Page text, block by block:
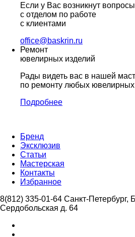
Если у Вас возникнут
с отделом по работе
с клиентами
office@baskrin.ru
Ремонт
ювелирных изделий
Рады видеть вас в нашей
по ремонту любых
Подробнее
Бренд
Эксклюзив
Статьи
Мастерская
Контакты
Избранное
8(812) 335-01-64 Санкт-Петербург,
Сердобольская д. 64